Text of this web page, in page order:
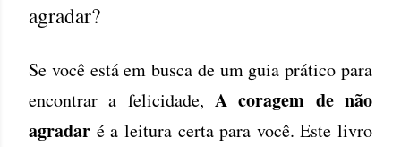
agradar?
Se você está em busca de um guia prático para
encontrar a felicidade, A coragem de não
agradar é a leitura certa para você. Este livro